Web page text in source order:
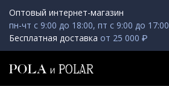
Оптовый интернет-магазин
пн-чт с 9:00 до 18:00, пт с 9:00 до 17:00
Бесплатная доставка от 25 000 ₽